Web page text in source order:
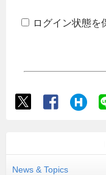
ログイン状態を
News & Topics